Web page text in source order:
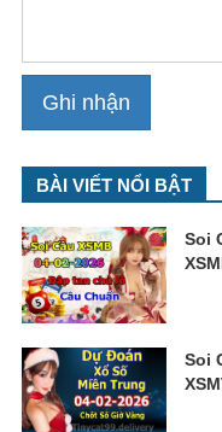
BÀI VIẾT NỔI BẬT
Soi
Soi